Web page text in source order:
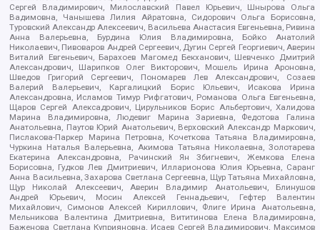
Сергей Владимирович, Милославский Павел Юрьевич, Шнырова Ольга
Вадимовна, Чанышева Лилия Айратовна, Сидорович Ольга Борисовна,
Туровский Александр Алексеевич, Васильева Анастасия Евгеньевна, Ривина
Анна Валерьевна, Бурдина Юлия Владимировна, Бойко Анатолий
Николаевич, Пивоваров Андрей Сергеевич, Дугин Сергей Георгиевич, Аверин
Виталий Евгеньевич, Барахоев Магомед Бекханович, Шевченко Дмитрий
Александрович, Шарипков Олег Викторович, Мошель Ирина Ароновна,
Шведов Григорий Сергеевич, Пономарев Лев Александрович, Созаев
Валерий Валерьевич, Каргалицкий Борис Юльевич, Исакова Ирина
Александровна, Исламов Тимур Рифгатович, Романова Ольга Евгеньевна,
Щаров Сергей Алексадрович, Цирульников Борис Альбертович, Халидова
Марина Владимировна, Людевиг Марина Зариевна, Федотова Галина
Анатольевна, Паутов Юрий Анатольевич, Верховский Александр Маркович,
Пислакова-Паркер Марина Петровна, Кочеткова Татьяна Владимировна,
Чуркина Наталья Валерьевна, Акимова Татьяна Николаевна, Золотарева
Екатерина Александровна, Рачинский Ян Збигневич, Жемкова Елена
Борисовна, Гудков Лев Дмитриевич, Илларионова Юлия Юрьевна, Саранг
Анна Васильевна, Захарова Светлана Сергеевна, Щур Татьяна Михайловна,
Щур Николай Алексеевич, Аверин Владимир Анатольевич, Блинушов
Андрей Юрьевич, Мосин Алексей Геннадьевич, Гефтер Валентин
Михайлович, Симонов Алексей Кириллович, Флиге Ирина Анатольевна,
Мельникова Валентина Дмитриевна, Вититинова Елена Владимировна,
Баженова Светлана Куприяновна, Исаев Сергей Владимирович, Максимов